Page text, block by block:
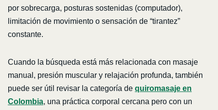
por sobrecarga, posturas sostenidas (computador),
limitación de movimiento o sensación de “tirantez”
constante.
Cuando la búsqueda está más relacionada con masaje
manual, presión muscular y relajación profunda, también
puede ser útil revisar la categoría de quiromasaje en
Colombia, una práctica corporal cercana pero con un